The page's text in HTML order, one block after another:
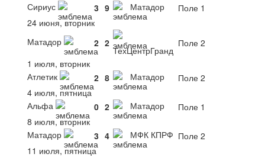
Сириус
3 9 Матадор
Поле 1
24 июня, вторник
Матадор
2 2
ТехЦентрГранд
Поле 2
1 июля, вторник
Атлетик
2 8 Матадор
Поле 2
4 июля, пятница
Альфа
0 2 Матадор
Поле 1
8 июля, вторник
Матадор
3 4 МФК КПРФ Поле 2
11 июля, пятница